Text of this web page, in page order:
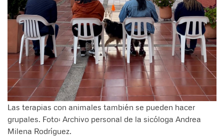
Las terapias con animales también se pueden hacer
grupales. Foto: Archivo personal de la sicóloga Andrea
Milena Rodríguez.